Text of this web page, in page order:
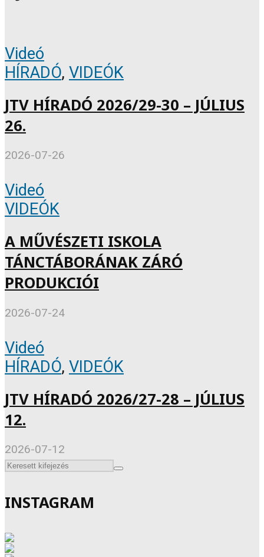
Videó
HÍRADÓ, VIDEÓK
JTV HÍRADÓ 2026/29-30 – JÚLIUS
26.
2026-07-26
Videó
VIDEÓK
A MŰVÉSZETI ISKOLA
TÁNCTÁBORÁNAK ZÁRÓ
PRODUKCIÓI
2026-07-24
Videó
HÍRADÓ, VIDEÓK
JTV HÍRADÓ 2026/27-28 – JÚLIUS
12.
2026-07-12
INSTAGRAM